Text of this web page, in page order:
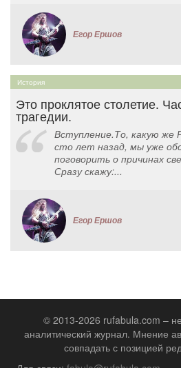
Егор Ершов
История
Это проклятое столетие.
трагедии.
Вступление.То, какую же
сто лет назад, мы уже
поговорить о причинах
Сразу скажу:...
Егор Ершов
© 2013-2026 rufabula.com –
аналитический журнал. Мнение
совпадать с позицией